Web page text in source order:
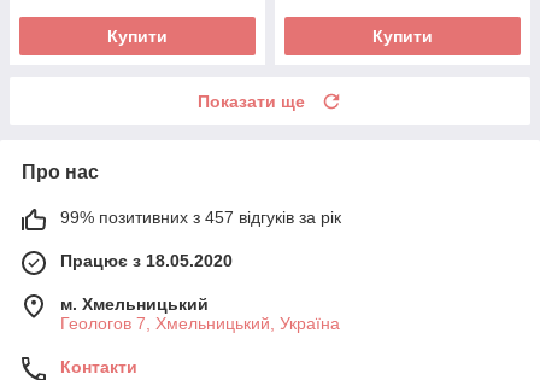
Купити Купити
Показати ще
Про нас
99% позитивних з 457 відгуків за рік
Працює з 18.05.2020
м. Хмельницький
Геологов 7, Хмельницький, Україна
Контакти